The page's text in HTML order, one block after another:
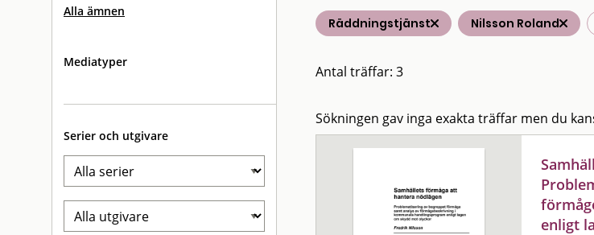
Alla ämnen
Mediatyper
Serier och utgivare
Räddningstjänst Nilsson Roland
Antal träffar: 3
Sökningen gav inga exakta träffar men du
enligt